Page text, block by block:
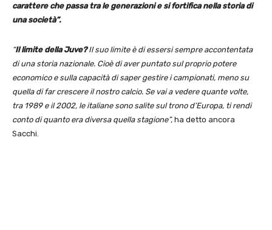
carattere che passa tra le generazioni e si fortifica nella storia di
una società”.
“Il limite della Juve?Il suo limite è di essersi sempre accontentata
di una storia nazionale. Cioè di aver puntato sul proprio potere
economico e sulla capacità di saper gestire i campionati, meno su
quella di far crescere il nostro calcio. Se vai a vedere quante volte,
tra 1989 e il 2002, le italiane sono salite sul trono d’Europa, ti rendi
conto di quanto era diversa quella stagione”, ha detto ancora
Sacchi.